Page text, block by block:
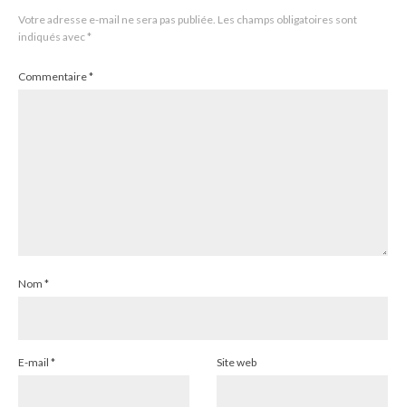
Votre adresse e-mail ne sera pas publiée. Les champs obligatoires sont
indiqués avec*
Commentaire*
Nom *
E-mail * Site web